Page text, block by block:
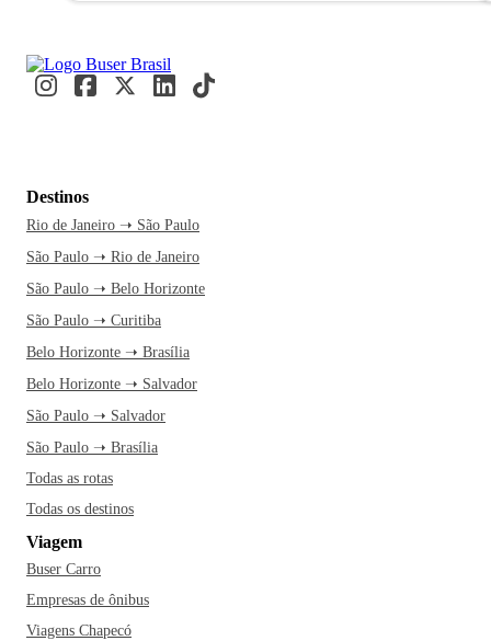
Destinos
Rio de Janeiro ➝ São Paulo
São Paulo ➝ Rio de Janeiro
São Paulo ➝ Belo Horizonte
São Paulo ➝ Curitiba
Belo Horizonte ➝ Brasília
Belo Horizonte ➝ Salvador
São Paulo ➝ Salvador
São Paulo ➝ Brasília
Todas as rotas
Todas os destinos
Viagem
Buser Carro
Empresas de ônibus
Viagens Chapecó